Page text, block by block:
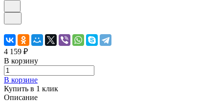
4 159 ₽
В корзину
В корзине
Купить в 1 клик
Описание